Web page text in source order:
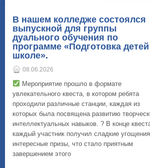
В нашем колледже состоялся
выпускной для группы
дуального обучения по
программе «Подготовка детей
школе».
08.06.2026
Мероприятие прошло в формате
увлекательного квеста, в котором ребята
проходили различные станции, каждая из
которых была посвящена развитию
интеллектуальных навыков. ? В конце
каждый участник получил сладкие
интересные призы, что стало приятным
завершением этого